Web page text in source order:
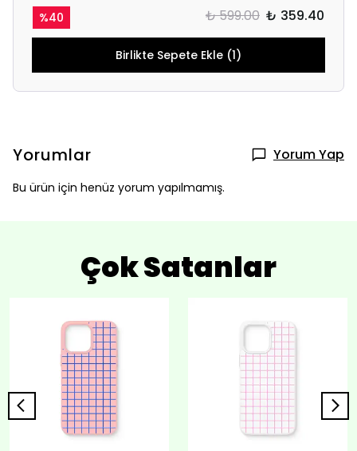
%40 ₺ 599.00 ₺ 359.40
Birlikte Sepete Ekle (1)
Yorumlar Yorum Yap
Bu ürün için henüz yorum yapılmamış.
Çok Satanlar